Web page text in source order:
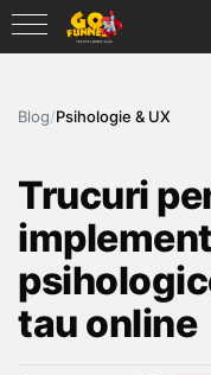
Blog/Psihologie & UX
Trucuri
tau online